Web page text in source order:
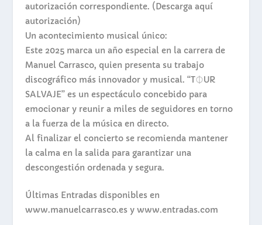
autorización correspondiente. (Descarga aquí
autorización)
Un acontecimiento musical único:
Este 2025 marca un año especial en la carrera de
Manuel Carrasco, quien presenta su trabajo
discográfico más innovador y musical. “T⏀UR
SALVAJE” es un espectáculo concebido para
emocionar y reunir a miles de seguidores en torno
a la fuerza de la música en directo.
Al finalizar el concierto se recomienda mantener
la calma en la salida para garantizar una
descongestión ordenada y segura.
Últimas Entradas disponibles en
www.manuelcarrasco.es y www.entradas.com